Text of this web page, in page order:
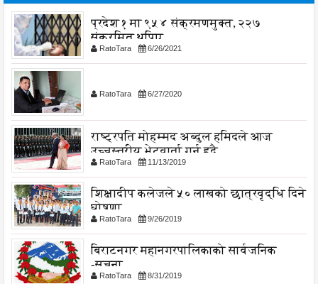
प्रदेश १ मा ९५४ संक्रमणमुक्त, २२७
संक्रमित थपिए
RatoTara 6/26/2021
RatoTara 6/27/2020
राष्ट्रपति मोहम्मद अब्दुल हमिदले आज
उच्चस्तरीय भेटवार्ता गर्नु हुदै,
RatoTara 11/13/2019
शिक्षादीप कलेजले ५० लाखको छात्रवृद्धि दिने
घोषणा
RatoTara 9/26/2019
बिराटनगर महानगरपालिकाको सार्वजनिक
-सुचना
RatoTara 8/31/2019